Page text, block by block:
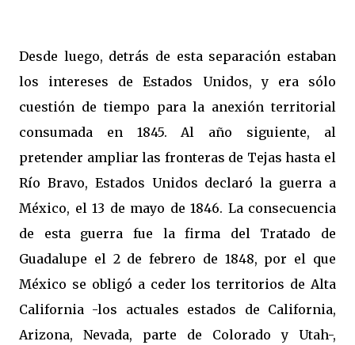
Desde luego, detrás de esta separación estaban
los intereses de Estados Unidos, y era sólo
cuestión de tiempo para la anexión territorial
consumada en 1845. Al año siguiente, al
pretender ampliar las fronteras de Tejas hasta el
Río Bravo, Estados Unidos declaró la guerra a
México, el 13 de mayo de 1846. La consecuencia
de esta guerra fue la firma del Tratado de
Guadalupe el 2 de febrero de 1848, por el que
México se obligó a ceder los territorios de Alta
California -los actuales estados de California,
Arizona, Nevada, parte de Colorado y Utah-,